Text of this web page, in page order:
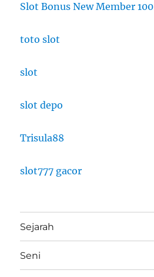
Slot Bonus New Member 100
toto slot
slot
slot depo
Trisula88
slot777 gacor
Sejarah
Seni